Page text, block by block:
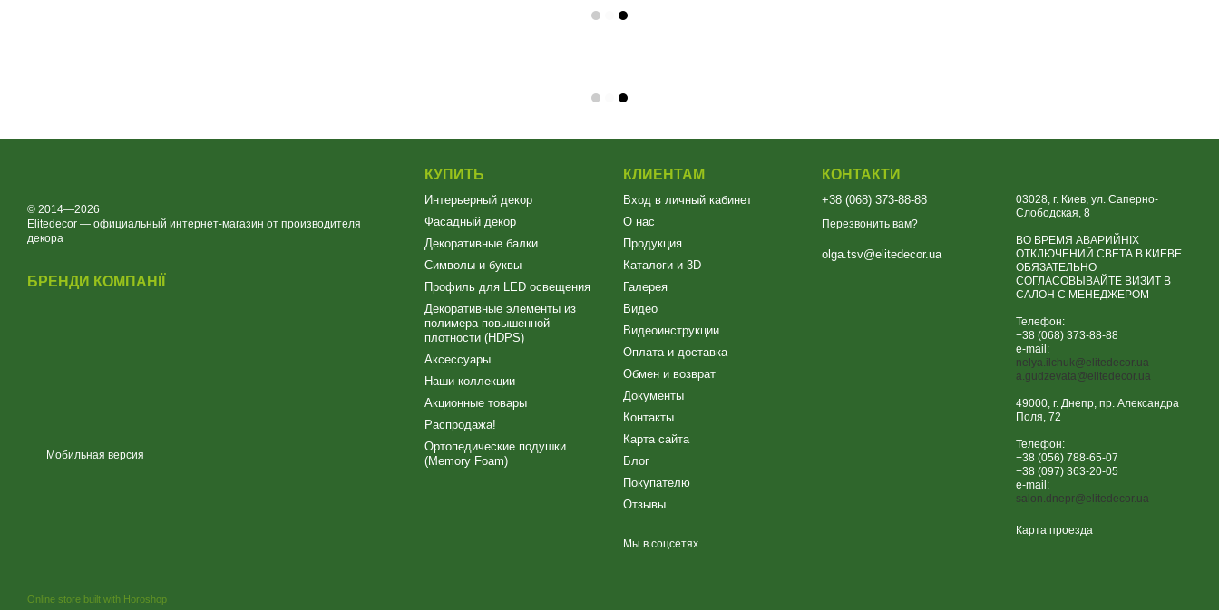
© 2014—2026
Elitedecor — официальный интернет-магазин от производителя
декора
БРЕНДИ КОМПАНІЇ
Мобильная версия
Online store built with Horoshop
КУПИТЬ
Интерьерный декор
Фасадный декор
Декоративные балки
Символы и буквы
Профиль для LED освещения
Декоративные элементы из
полимера повышенной
плотности (HDPS)
Аксессуары
Наши коллекции
Акционные товары
Распродажа!
Ортопедические подушки
(Memory Foam)
КЛИЕНТАМ
Вход в личный кабинет
О нас
Продукция
Каталоги и 3D
Галерея
Видео
Видеоинструкции
Оплата и доставка
Обмен и возврат
Документы
Контакты
Карта сайта
Блог
Покупателю
Отзывы
Мы в соцсетях
КОНТАКТИ
+38 (068) 373-88-88
Перезвонить вам?
olga.tsv@elitedecor.ua
03028, г. Киев, ул. Саперно-
Слободская, 8
ВО ВРЕМЯ АВАРИЙНІХ
ОТКЛЮЧЕНИЙ СВЕТА В КИЕВЕ
ОБЯЗАТЕЛЬНО
СОГЛАСОВЫВАЙТЕ ВИЗИТ В
САЛОН С МЕНЕДЖЕРОМ
Телефон:
+38 (068) 373-88-88
e-mail:
nelya.ilchuk@elitedecor.ua
a.gudzevata@elitedecor.ua
49000, г. Днепр, пр. Александра
Поля, 72
Телефон:
+38 (056) 788-65-07
+38 (097) 363-20-05
e-mail:
salon.dnepr@elitedecor.ua
Карта проезда